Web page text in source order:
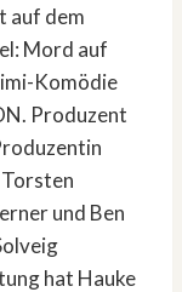
auf dem
Mord auf
Komödie
Produzent
und Ben
hat Hauke